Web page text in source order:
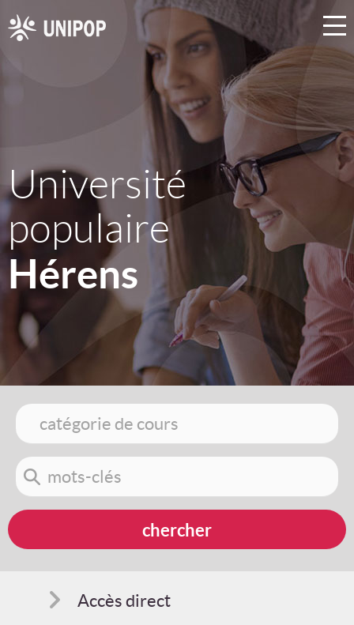
Université
populaire
Hérens
Accès direct